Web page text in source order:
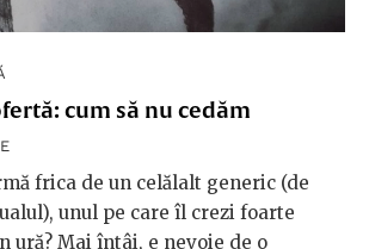
cum să nu cedăm
frica de un celălalt generic (de
unul pe care îl crezi foarte
ură? Mai întâi, e nevoie de o